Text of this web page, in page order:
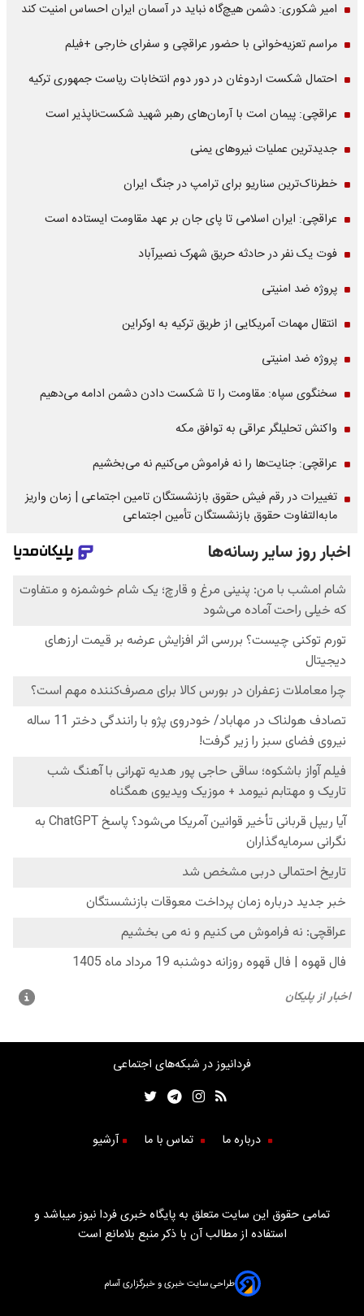
امیر شکوری: دشمن هیچ‌گاه نباید در آسمان ایران احساس امنیت کند
مراسم تعزیه‌خوانی با حضور عراقچی و سفرای خارجی +فیلم
احتمال شکست اردوغان در دور دوم انتخابات ریاست جمهوری ترکیه
عراقچی: پیمان امت با آرمان‌های رهبر شهید شکست‌ناپذیر است
جدیدترین عملیات نیروهای یمنی
خطرناک‌ترین سناریو برای ترامپ در جنگ ایران
عراقچی: ایران اسلامی تا پای جان بر عهد مقاومت ایستاده است
فوت یک نفر در حادثه حریق شهرک نصیرآباد
پروژه ضد امنیتی
انتقال مهمات آمریکایی از طریق ترکیه به اوکراین
پروژه ضد امنیتی
سخنگوی سپاه: مقاومت را تا شکست دادن دشمن ادامه می‌دهیم
واکنش تحلیلگر عراقی به توافق مکه
عراقچی: جنایت‌ها را نه فراموش می‌کنیم نه می‌بخشیم
تغییرات در رقم فیش حقوق بازنشستگان تامین اجتماعی | زمان واریز
مابه‌التفاوت حقوق بازنشستگان تأمین اجتماعی
فردانیوز در شبکه‌های اجتماعی
درباره ما تماس با ما آرشیو
تمامی حقوق این سایت متعلق به پایگاه خبری فردا نیوز میباشد و
استفاده از مطالب آن با ذکر منبع بلامانع است
طراحی سایت خبری و خبرگزاری آسام